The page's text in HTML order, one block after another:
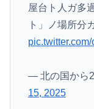
屋台ト人ガ多
ト」ノ場所分
— 北の国から
15, 2025